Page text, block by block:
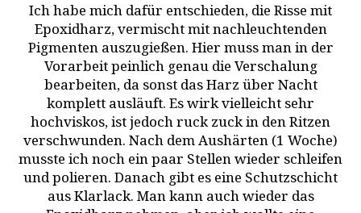
Ich habe mich dafür entschieden, die Risse mit
Epoxidharz, vermischt mit nachleuchtenden
Pigmenten auszugießen. Hier muss man in der
Vorarbeit peinlich genau die Verschalung
bearbeiten, da sonst das Harz über Nacht
komplett ausläuft. Es wirk vielleicht sehr
hochviskos, ist jedoch ruck zuck in den Ritzen
verschwunden. Nach dem Aushärten (1 Woche)
musste ich noch ein paar Stellen wieder schleifen
und polieren. Danach gibt es eine Schutzschicht
aus Klarlack. Man kann auch wieder das